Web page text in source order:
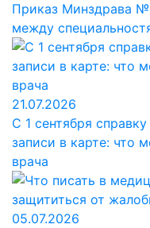
Приказ Минздрава
между
21.07.2026
С 1 сентября
записи в карте: что
врача
05.07.2026